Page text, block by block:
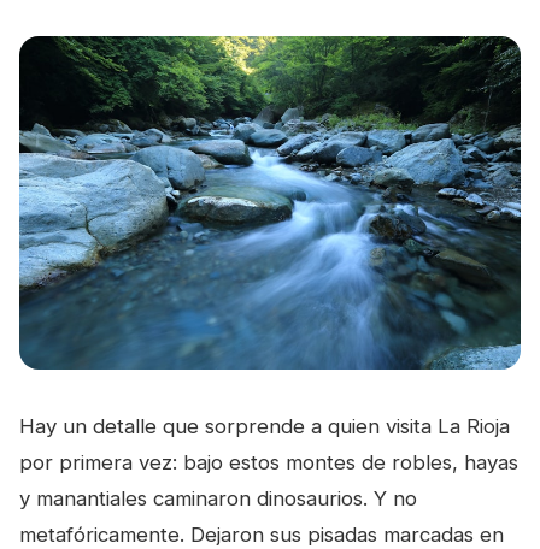
Hay un detalle que sorprende a quien visita La Rioja
por primera vez: bajo estos montes de robles, hayas
y manantiales caminaron dinosaurios. Y no
metafóricamente. Dejaron sus pisadas marcadas en